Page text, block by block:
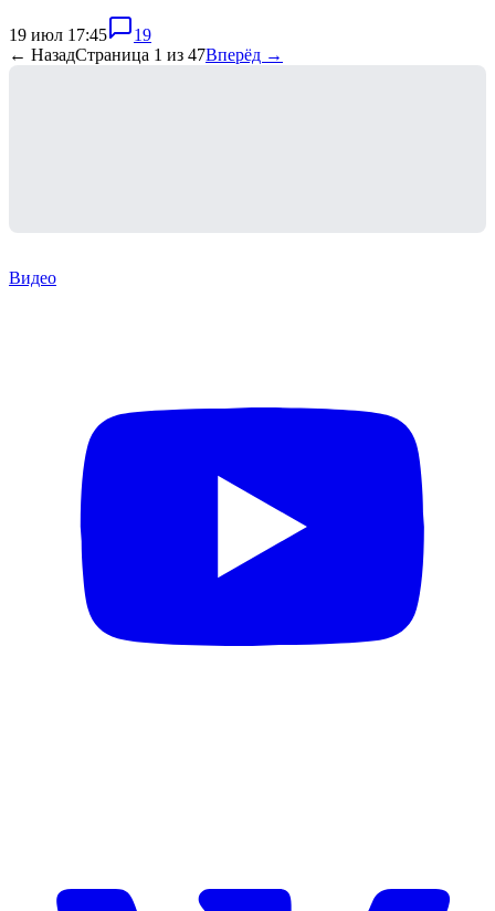
19 июл 17:45
19
← НазадСтраница 1 из 47Вперёд →
Видео